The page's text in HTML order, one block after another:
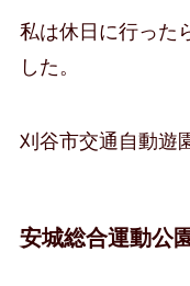
私は休日に行った
した。
刈谷市交通自動遊
安城総合運動公